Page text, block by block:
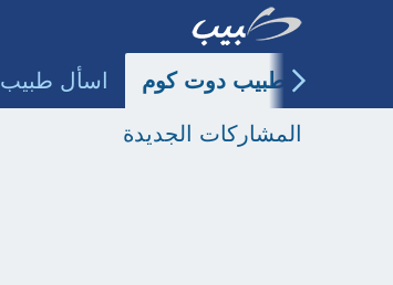
طبيب دوت كوم اسأل طبيب
المشاركات الجديدة